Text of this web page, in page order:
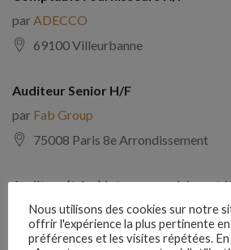
par ADECCO
69100 Villeurbanne
Auditeur Senior H/F
par Fab Group
75008 Paris 8e Arrondissement
Auditeur(trice) interne
parComptabilite Emploi
39130 Châtillon
Nous utilisons des cookies sur notre
offrir l'expérience la plus pertinente
préférences et les visites répétées.